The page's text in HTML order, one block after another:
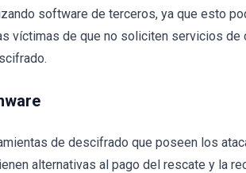
software de terceros, ya que esto
víctimas de que no soliciten servicios
de descifrado que poseen los
alternativas al pago del rescate y la